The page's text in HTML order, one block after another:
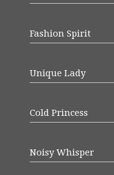
Fashion Spirit
Unique Lady
Cold Princess
Noisy Whisper